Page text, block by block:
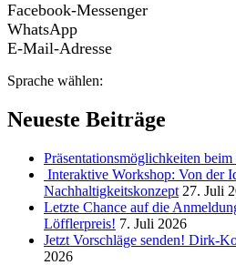
Facebook-Messenger
WhatsApp
E-Mail-Adresse
Sprache wählen:
Neueste Beiträge
Präsentationsmöglichkeiten beim
Interaktive Workshop: Von der
Nachhaltigkeitskonzept 27. Juli
Letzte Chance auf die
Löfflerpreis! 7. Juli 2026
Jetzt Vorschläge senden! Dirk-
2026